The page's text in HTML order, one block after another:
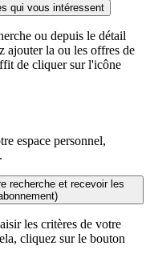
qui vous intéressent
ou depuis le détail
ajouter la ou les offres de
de cliquer sur l'icône
espace personnel,
recherche et recevoir les
les critères de votre
cliquez sur le bouton